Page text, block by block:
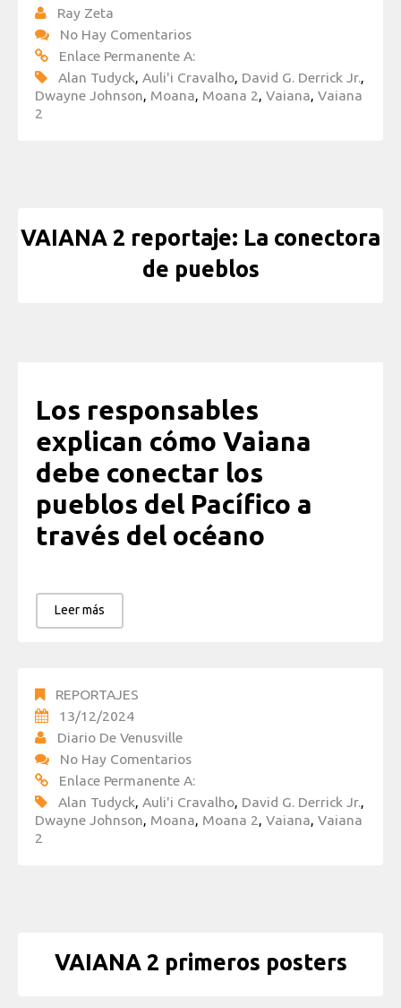
Ray Zeta
No Hay Comentarios
Enlace Permanente A:
Alan Tudyck, Auli'i Cravalho, David G. Derrick Jr.,
Dwayne Johnson, Moana, Moana 2, Vaiana, Vaiana
2
VAIANA 2 reportaje: La conectora
de pueblos
Los responsables
explican cómo Vaiana
debe conectar los
pueblos del Pacífico a
través del océano
Leer más
REPORTAJES
13/12/2024
Diario De Venusville
No Hay Comentarios
Enlace Permanente A:
Alan Tudyck, Auli'i Cravalho, David G. Derrick Jr.,
Dwayne Johnson, Moana, Moana 2, Vaiana, Vaiana
2
VAIANA 2 primeros posters